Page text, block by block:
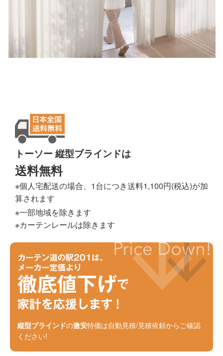
トーソー 縦型ブラインドは
送料無料
※個人宅配送の場合、1台につき送料1,100円(税込)が加
算されます
※一部地域を除きます
※カーテンレールは除きます
縦型ブラインドの激安特価は自動見積/見積依頼からご確認
ください!